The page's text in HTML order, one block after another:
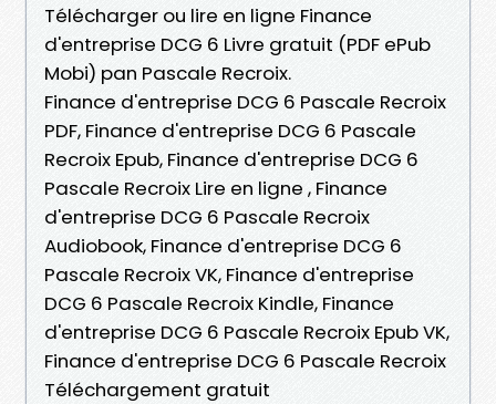
Télécharger ou lire en ligne Finance
d'entreprise DCG 6 Livre gratuit (PDF ePub
Mobi) pan Pascale Recroix.
Finance d'entreprise DCG 6 Pascale Recroix
PDF, Finance d'entreprise DCG 6 Pascale
Recroix Epub, Finance d'entreprise DCG 6
Pascale Recroix Lire en ligne , Finance
d'entreprise DCG 6 Pascale Recroix
Audiobook, Finance d'entreprise DCG 6
Pascale Recroix VK, Finance d'entreprise
DCG 6 Pascale Recroix Kindle, Finance
d'entreprise DCG 6 Pascale Recroix Epub VK,
Finance d'entreprise DCG 6 Pascale Recroix
Téléchargement gratuit